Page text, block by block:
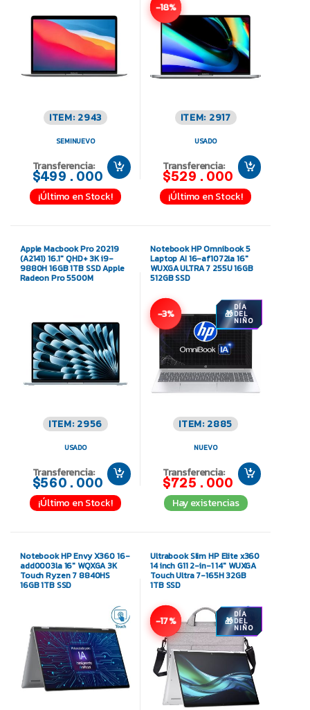
ITEM: 2943
SEMINUEVO
Transferencia:
$499.000
¡Último en Stock!
-18%
ITEM: 2917
USADO
Transferencia:
$529.000
¡Último en Stock!
Apple Macbook Pro 20219
(A2141) 16.1″ QHD+ 3K i9-
9880H 16GB 1TB SSD Apple
Radeon Pro 5500M
ITEM: 2956
USADO
Transferencia:
$560.000
¡Último en Stock!
Notebook HP Omnibook 5
Laptop AI 16-af1072la 16″
WUXGA ULTRA 7 255U 16GB
512GB SSD
-3% DÍA
DEL
NIÑO
ITEM: 2885
NUEVO
Transferencia:
$725.000
Hay existencias
Notebook HP Envy X360 16-
add0003la 16″ WQXGA 3K
Touch Ryzen 7 8840HS
16GB 1TB SSD
Ultrabook Slim HP Elite x360
14 inch G11 2-in-1 14″ WUXGA
Touch Ultra 7-165H 32GB
1TB SSD
-17% DÍA
DEL
NIÑO